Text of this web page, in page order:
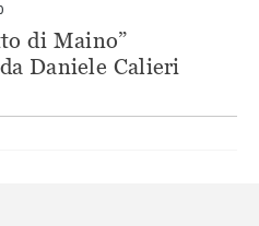
di Maino”
Daniele Calieri